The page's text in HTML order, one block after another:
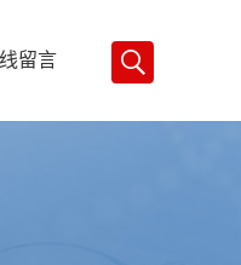
留言